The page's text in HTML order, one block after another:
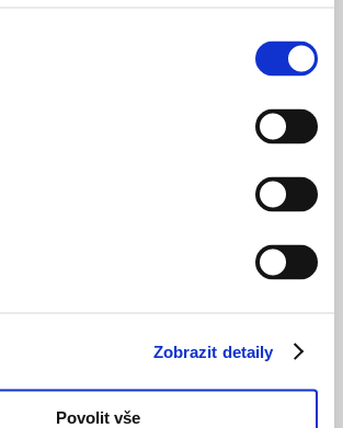
Zobrazit detaily
Povolit vše